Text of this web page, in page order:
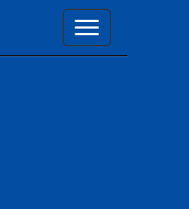
Toggle